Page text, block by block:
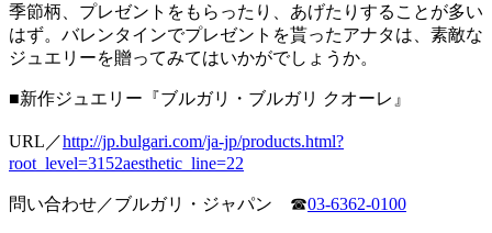
季節柄、プレゼントをもらったり、あげたりすることが多い
はず。バレンタインでプレゼントを貰ったアナタは、素敵な
ジュエリーを贈ってみてはいかがでしょうか。
■新作ジュエリー『ブルガリ・ブルガリ クオーレ』
URL／http://jp.bulgari.com/ja-jp/products.html?
root_level=3152aesthetic_line=22
問い合わせ／ブルガリ・ジャパン ☎03-6362-0100